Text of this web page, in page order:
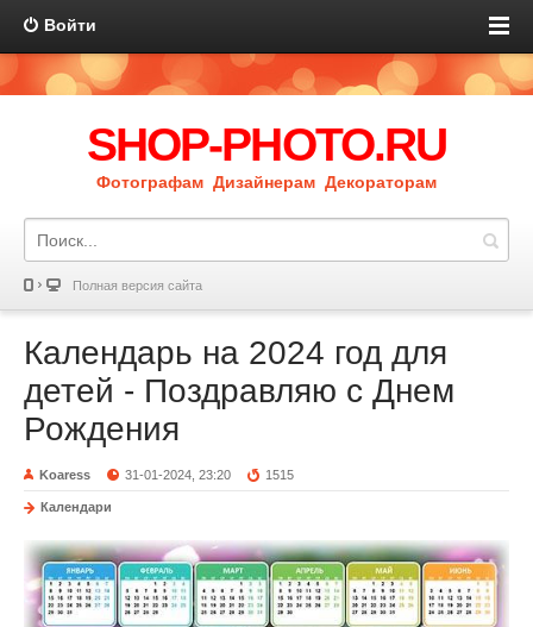
Войти
SHOP-PHOTO.RU
Фотографам Дизайнерам Декораторам
Полная версия сайта
Календарь на 2024 год для
детей - Поздравляю с Днем
Рождения
Koaress 31-01-2024, 23:20 1515
Календари